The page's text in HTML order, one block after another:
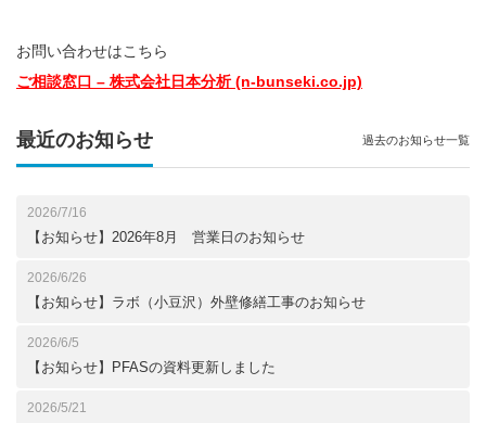
お問い合わせはこちら
ご相談窓口 – 株式会社日本分析 (n-bunseki.co.jp)
最近のお知らせ
2026/7/16
【お知らせ】2026年8月 営業日のお知らせ
2026/6/26
【お知らせ】ラボ（小豆沢）外壁修繕工事のお知らせ
2026/6/5
【お知らせ】PFASの資料更新しました
2026/5/21
過去のお知らせ一覧